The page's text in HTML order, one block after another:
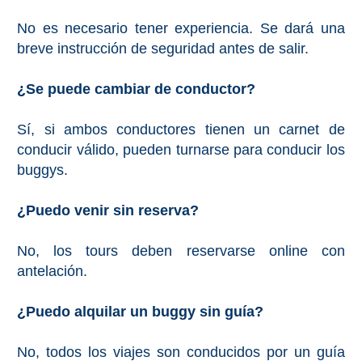
No es necesario tener experiencia. Se dará una
breve instrucción de seguridad antes de salir.
¿Se puede cambiar de conductor?
Sí, si ambos conductores tienen un carnet de
conducir válido, pueden turnarse para conducir los
buggys.
¿Puedo venir sin reserva?
No, los tours deben reservarse online con
antelación.
¿Puedo alquilar un buggy sin guía?
No, todos los viajes son conducidos por un guía